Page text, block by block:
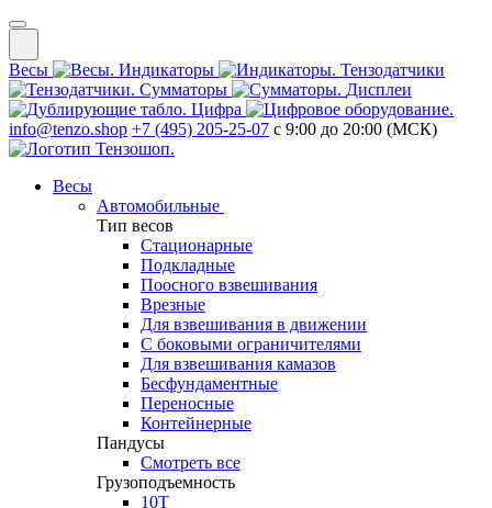
Весы Индикаторы
Тензодатчики
Сумматоры
Дисплеи
Цифра
info@tenzo.shop +7 (495) 205-25-07 с 9:00 до 20:00 (МСК)
Весы
Автомобильные
Тип весов
Стационарные
Подкладные
Поосного взвешивания
Врезные
Для взвешивания в движении
С боковыми ограничителями
Для взвешивания камазов
Бесфундаментные
Переносные
Контейнерные
Пандусы
Смотреть все
Грузоподъемность
10Т